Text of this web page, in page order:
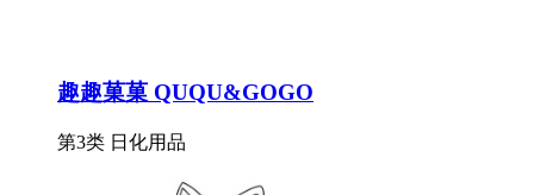
趣趣菓菓 QUQU&GOGO
第3类 日化用品